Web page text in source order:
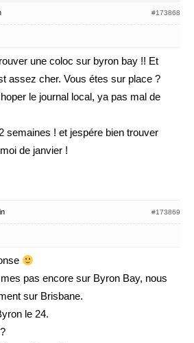
#173868
une coloc sur byron bay !! Et
assez cher. Vous étes sur place ?
le journal local, ya pas mal de
semaines ! et jespére bien trouver
de janvier !
#173869
pas encore sur Byron Bay, nous
sur Brisbane.
le 24.